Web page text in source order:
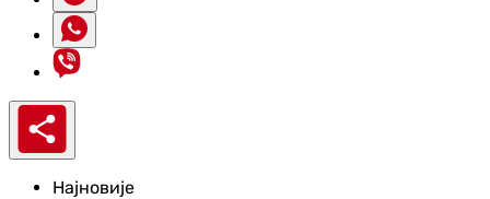
Најновије